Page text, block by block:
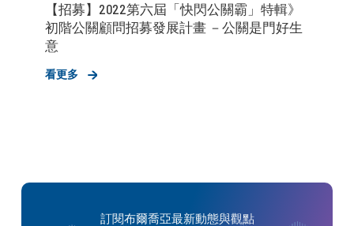
【招募】2022第六屆「快閃公關霸」特輯》
初階公關顧問招募發展計畫 －公關是門好生
意
看更多
訂閱布爾喬亞最新動態與觀點